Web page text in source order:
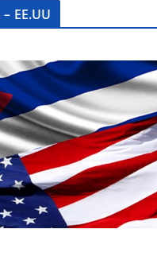
EE.UU